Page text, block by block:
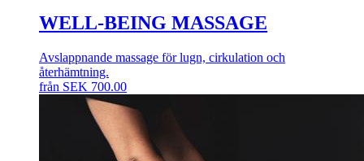
WELL-BEING MASSAGE
Avslappnande massage för lugn, cirkulation och
återhämtning.
från SEK 700.00